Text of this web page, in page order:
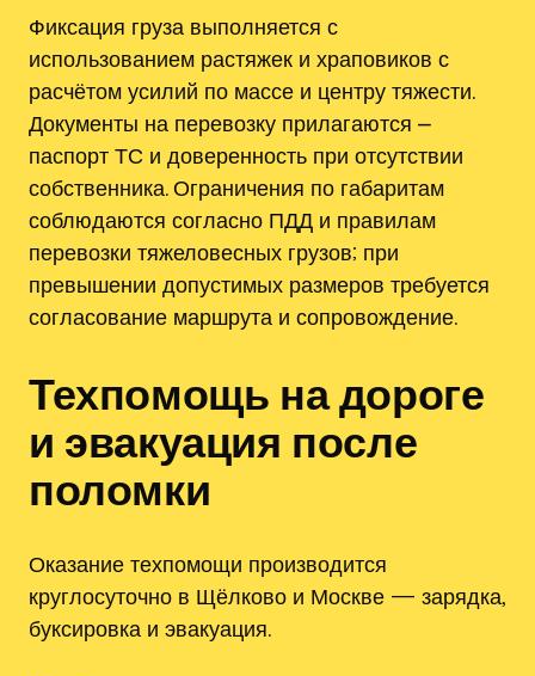
Фиксация груза выполняется с
использованием растяжек и храповиков с
расчётом усилий по массе и центру тяжести.
Документы на перевозку прилагаются ⎼
паспорт ТС и доверенность при отсутствии
собственника. Ограничения по габаритам
соблюдаются согласно ПДД и правилам
перевозки тяжеловесных грузов; при
превышении допустимых размеров требуется
согласование маршрута и сопровождение.
Техпомощь на дороге
и эвакуация после
поломки
Оказание техпомощи производится
круглосуточно в Щёлково и Москве — зарядка,
буксировка и эвакуация.